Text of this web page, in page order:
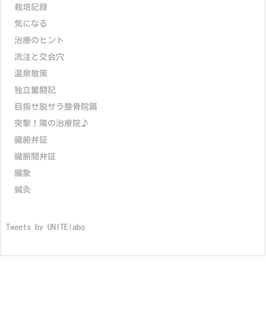
栽培記録
気になる
治療のヒント
流注と交会穴
温泉散策
独立奮闘記
目指せ脱サラ整骨院篇
突撃！隣の治療院♪
臓腑弁証
臓腑間弁証
臓象
鍼灸
Tweets by UNITElabo